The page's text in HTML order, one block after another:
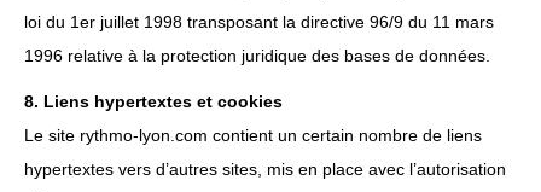
loi du 1er juillet 1998 transposant la directive 96/9 du 11 mars
1996 relative à la protection juridique des bases de données.
8. Liens hypertextes et cookies
Le site rythmo-lyon.com contient un certain nombre de liens
hypertextes vers d’autres sites, mis en place avec l’autorisation